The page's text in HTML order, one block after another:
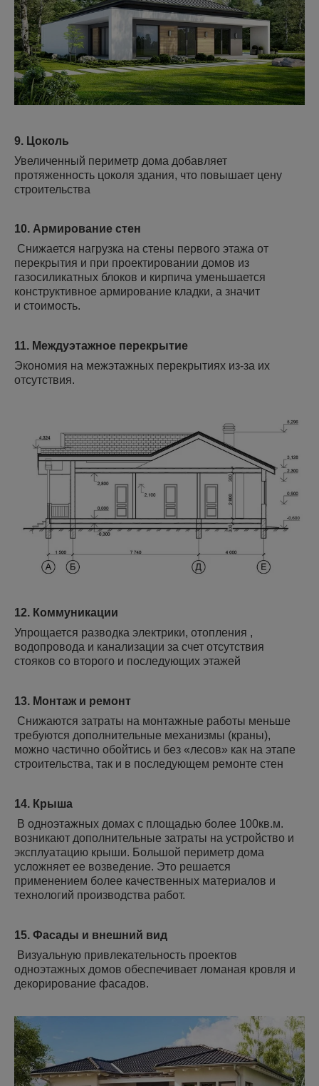
9. Цоколь
Увеличенный периметр дома добавляет
протяженность цоколя здания, что повышает цену
строительства
10. Армирование стен
Снижается нагрузка на стены первого этажа от
перекрытия и при проектировании домов из
газосиликатных блоков и кирпича уменьшается
конструктивное армирование кладки, а значит
и стоимость.
11. Междуэтажное перекрытие
Экономия на межэтажных перекрытиях из-за их
отсутствия.
12. Коммуникации
Упрощается разводка электрики, отопления ,
водопровода и канализации за счет отсутствия
стояков со второго и последующих этажей
13. Монтаж и ремонт
Снижаются затраты на монтажные работы меньше
требуются дополнительные механизмы (краны),
можно частично обойтись и без «лесов» как на этапе
строительства, так и в последующем ремонте стен
14. Крыша
В одноэтажных домах с площадью более 100кв.м.
возникают дополнительные затраты на устройство и
эксплуатацию крыши. Большой периметр дома
усложняет ее возведение. Это решается
применением более качественных материалов и
технологий производства работ.
15. Фасады и внешний вид
Визуальную привлекательность проектов
одноэтажных домов обеспечивает ломаная кровля и
декорирование фасадов.